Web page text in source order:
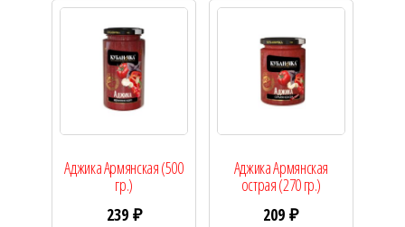
Аджика Армянская (500
гр.)
239 ₽
Аджика Армянская
острая (270 гр.)
209₽